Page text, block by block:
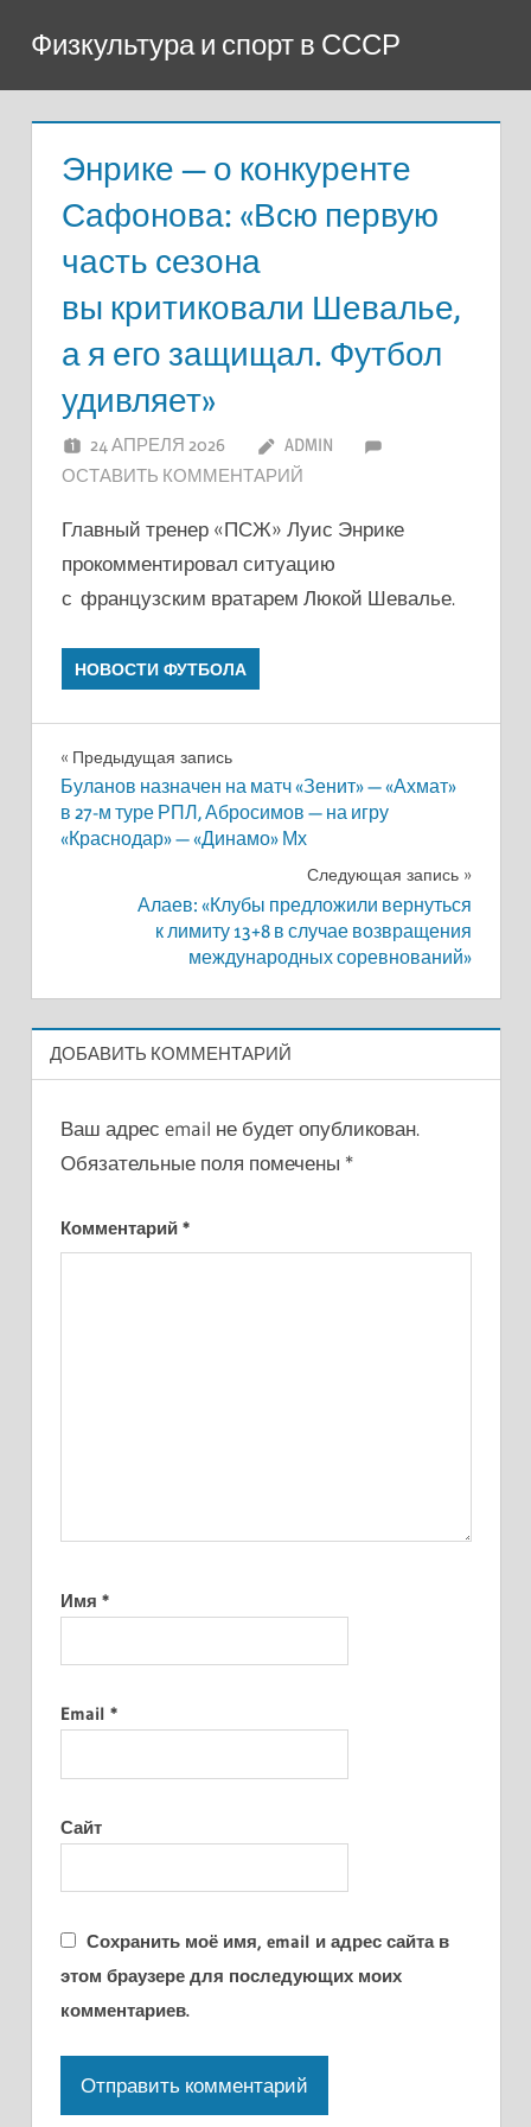
содержимому
Физкультура и спорт в СССР
Энрике — о конкуренте
Сафонова: «Всю первую
часть сезона
вы критиковали Шевалье,
а я его защищал. Футбол
удивляет»
24 АПРЕЛЯ 2026
ADMIN
ОСТАВИТЬ КОММЕНТАРИЙ
Главный тренер «ПСЖ» Луис Энрике
прокомментировал ситуацию
с французским вратарем Люкой Шевалье.
НОВОСТИ ФУТБОЛА
Навигация
по
записям
Предыдущая запись
Буланов назначен на матч «Зенит» — «Ахмат»
в 27-м туре РПЛ, Абросимов — на игру
«Краснодар» — «Динамо» Мх
Следующая запись
Алаев: «Клубы предложили вернуться
к лимиту 13+8 в случае возвращения
международных соревнований»
ДОБАВИТЬ КОММЕНТАРИЙ
Ваш адрес email не будет опубликован.
Обязательные поля помечены *
Комментарий *
Имя *
Email *
Сайт
Сохранить моё имя, email и адрес сайта в
этом браузере для последующих моих
комментариев.